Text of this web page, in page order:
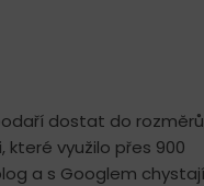
dostat do
využilo přes 900
a s Googlem chystají